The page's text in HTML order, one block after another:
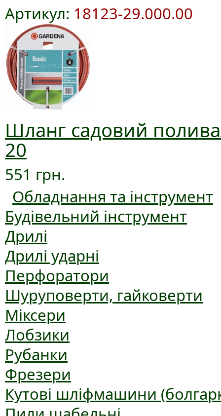
Артикул: 18123-29.000.00
Шланг садовий
20
551 грн.
Обладнання та інструмент
Будівельний інструмент
Дрилі
Дрилі ударні
Перфоратори
Шуруповерти, гайковерти
Міксери
Лобзики
Рубанки
Фрезери
Кутові шліфмашини